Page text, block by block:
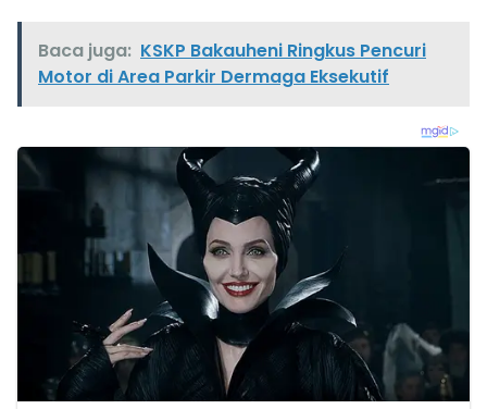
Baca juga: KSKP Bakauheni Ringkus Pencuri
Motor di Area Parkir Dermaga Eksekutif